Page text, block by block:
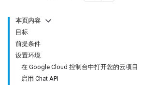
本页内容
目标
前提条件
设置环境
在 Google Cloud 控制台中打开您的云项目
启用 Chat API